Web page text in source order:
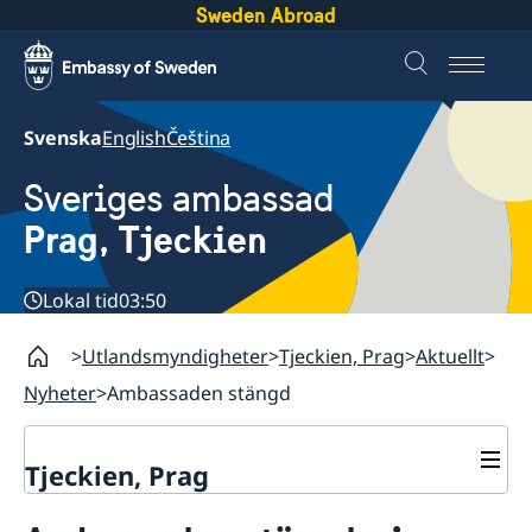
Sweden Abroad
SvenskaEnglishČeština
Sveriges ambassad
Prag, Tjeckien
Lokal tid03:50
Utlandsmyndigheter Tjeckien, Prag Aktuellt
Nyheter Ambassaden stängd
Tjeckien, Prag